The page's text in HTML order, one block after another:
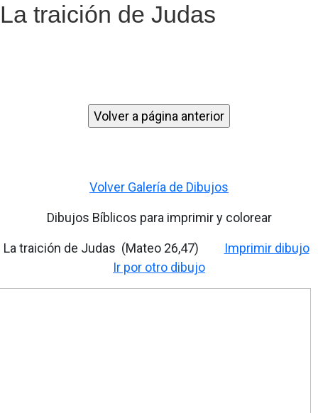
La traición de Judas
Volver Galería de Dibujos
Dibujos Bíblicos para imprimir y colorear
La traición de Judas (Mateo 26,47)
Imprimir dibujo
Ir por otro dibujo